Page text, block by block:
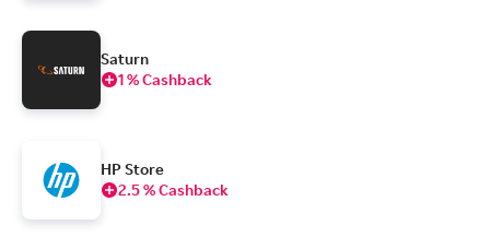
Saturn
1 % Cashback
HP Store
2.5 % Cashback